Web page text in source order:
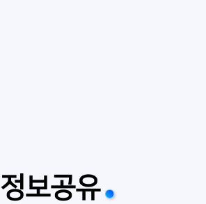
정보공유